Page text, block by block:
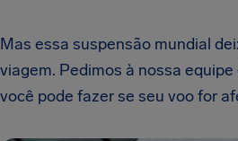
Mas essa suspensão mundial
viagem. Pedimos à nossa
você pode fazer se seu voo for